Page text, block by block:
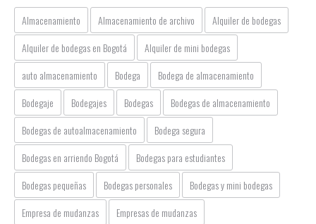
Almacenamiento Almacenamiento de archivo
Alquiler de bodegas
Alquiler de bodegas en Bogotá
Alquiler de mini bodegas
auto almacenamiento
Bodega
Bodega de almacenamiento
Bodegaje
Bodegajes Bodegas
Bodegas de almacenamiento
Bodegas de autoalmacenamiento
Bodega segura
Bodegas en arriendo Bogotá
Bodegas para estudiantes
Bodegas pequeñas
Bodegas personales
Bodegas y mini bodegas
Empresa de mudanzas
Empresas de mudanzas